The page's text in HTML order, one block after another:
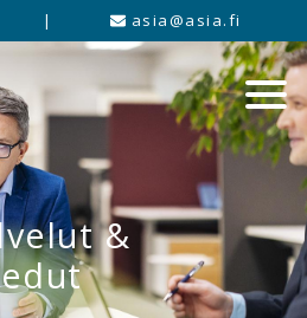
| asia@asia.fi
&
edut